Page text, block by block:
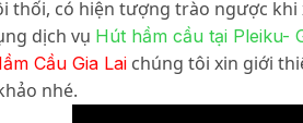
thối, có hiện tượng trào ngược khi
dịch vụ Hút hầm cầu tại Pleiku-
Cầu Gia Lai chúng tôi xin giới
nhé.